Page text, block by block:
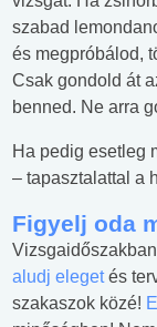
szabad
és megpróbálod,
Csak gondold át
benned. Ne arra
Ha pedig esetleg
– tapasztalattal a
Figyelj oda
aludj elegetés
szakaszok közé!